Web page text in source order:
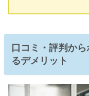
口コミ・評判か
るデメリット